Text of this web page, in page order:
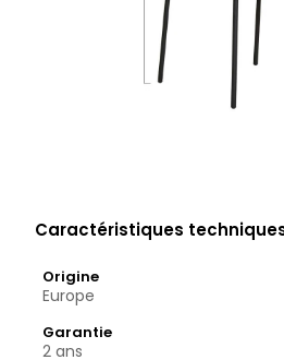
Caractéristiques
Origine
Europe
Garantie
2 ans